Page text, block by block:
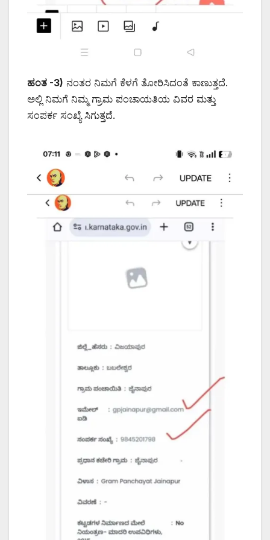
ಹಂತ -3) ನಂತರ ನಿಮಗೆ ಕೆಳಗೆ ತೋರಿಸಿದಂತೆ ಕಾಣುತ್ತದೆ.
ಅಲ್ಲಿ ನಿಮಗೆ ನಿಮ್ಮ ಗ್ರಾಮ ಪಂಚಾಯತಿಯ ವಿವರ ಮತ್ತು
ಸಂಪರ್ಕ ಸಂಖ್ಯೆ ಸಿಗುತ್ತದೆ.